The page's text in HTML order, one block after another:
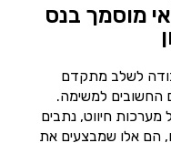
מוסמך בנס
לשלב מתקדם
החשובים למשימה.
חיווט, נתבים
הם אלו שמבצעים את